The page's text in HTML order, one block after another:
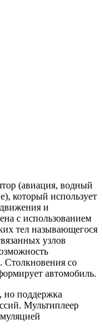
(авиация, водный
который использует
и
с использованием
тел называющегося
узлов
Столкновения со
автомобиль.
но поддержка
Мультиплеер